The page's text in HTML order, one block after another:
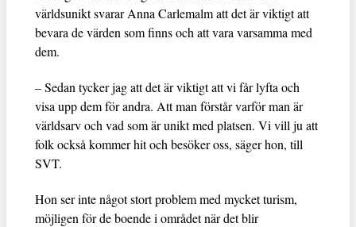
världsunikt svarar Anna Carlemalm att det är viktigt att
bevara de värden som finns och att vara varsamma med
dem.
– Sedan tycker jag att det är viktigt att vi får lyfta och
visa upp dem för andra. Att man förstår varför man är
världsarv och vad som är unikt med platsen. Vi vill ju att
folk också kommer hit och besöker oss, säger hon, till
SVT.
Hon ser inte något stort problem med mycket turism,
möjligen för de boende i området när det blir